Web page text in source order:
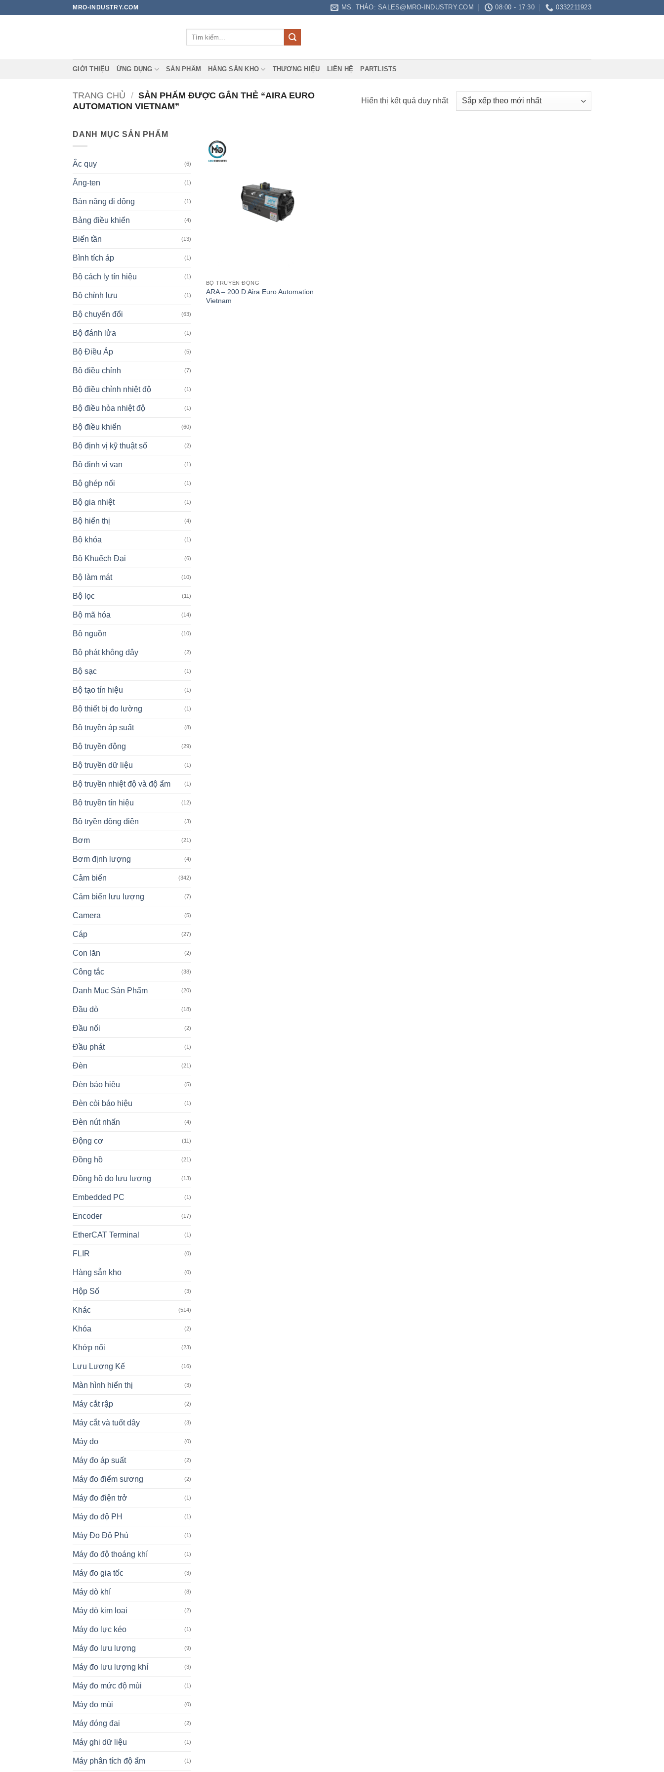
MRO-INDUSTRY.COM MS. THẢO: SALES@MRO-INDUSTRY.COM 08:00 - 17:30 0332211923
GIỚI THIỆU ỨNG DỤNG SẢN PHẨM HÀNG SẴN KHO THƯƠNG HIỆU LIÊN HỆ PARTLISTS
TRANG CHỦ / SẢN PHẨM ĐƯỢC GẮN THẺ “AIRA EURO
AUTOMATION VIETNAM”
Hiển thị kết quả duy nhất
DANH MỤC SẢN PHẨM
Ắc quy (6)
Ăng-ten (1)
Bàn nâng di động (1)
Bảng điều khiển (4)
Biến tần (13)
Bình tích áp (1)
Bộ cách ly tín hiệu (1)
Bộ chỉnh lưu (1)
Bộ chuyển đổi (63)
Bộ đánh lửa (1)
Bộ Điều Áp (5)
Bộ điều chỉnh (7)
Bộ điều chỉnh nhiệt độ (1)
Bộ điều hòa nhiệt độ (1)
Bộ điều khiển (60)
Bộ định vị kỹ thuật số (2)
Bộ định vị van (1)
Bộ ghép nối (1)
Bộ gia nhiệt (1)
Bộ hiển thị (4)
Bộ khóa (1)
Bộ Khuếch Đại (6)
Bộ làm mát (10)
Bộ lọc (11)
Bộ mã hóa (14)
Bộ nguồn (10)
Bộ phát không dây (2)
Bộ sạc (1)
Bộ tạo tín hiệu (1)
Bộ thiết bị đo lường (1)
Bộ truyền áp suất (8)
Bộ truyền động (29)
Bộ truyền dữ liệu (1)
Bộ truyền nhiệt độ và độ ẩm (1)
Bộ truyền tín hiệu (12)
Bộ tryền động điện (3)
Bơm (21)
Bơm định lượng (4)
Cảm biến (342)
Cảm biến lưu lượng (7)
Camera (5)
Cáp (27)
Con lăn (2)
Công tắc (38)
Danh Mục Sản Phẩm (20)
Đầu dò (18)
Đầu nối (2)
Đầu phát (1)
Đèn (21)
Đèn báo hiệu (5)
Đèn còi báo hiệu (1)
Đèn nút nhấn (4)
Động cơ (11)
Đồng hồ (21)
Đồng hồ đo lưu lượng (13)
Embedded PC (1)
Encoder (17)
EtherCAT Terminal (1)
FLIR (0)
Hàng sẵn kho (0)
Hộp Số (3)
Khác (514)
Khóa (2)
Khớp nối (23)
Lưu Lượng Kế (16)
Màn hình hiển thị (3)
Máy cắt rập (2)
Máy cắt và tuốt dây (3)
Máy đo (0)
Máy đo áp suất (2)
Máy đo điểm sương (2)
Máy đo điện trở (1)
Máy đo độ PH (1)
Máy Đo Độ Phủ (1)
Máy đo độ thoáng khí (1)
Máy đo gia tốc (3)
Máy dò khí (8)
Máy dò kim loại (2)
Máy đo lực kéo (1)
Máy đo lưu lượng (9)
Máy đo lưu lượng khí (3)
Máy đo mức độ mùi (1)
Máy đo mùi (0)
Máy đóng đai (2)
Máy ghi dữ liệu (1)
Máy phân tích độ ẩm (1)
BỘ TRUYỀN ĐỘNG
ARA – 200 D Aira Euro Automation
Vietnam